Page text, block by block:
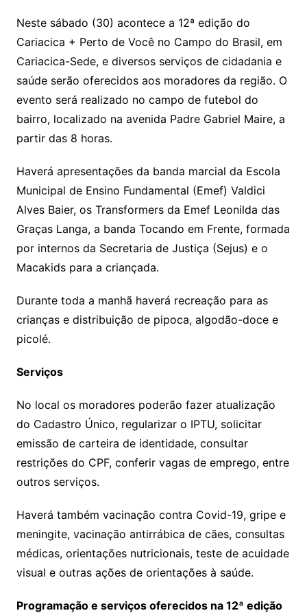
at
s
A
p
p
c
e
b
o
o
k
itt
er
ai
l
Neste sábado (30) acontece a 12ª edição do
Cariacica + Perto de Você no Campo do Brasil, em
Cariacica-Sede, e diversos serviços de cidadania e
saúde serão oferecidos aos moradores da região. O
evento será realizado no campo de futebol do
bairro, localizado na avenida Padre Gabriel Maire, a
partir das 8 horas.
Haverá apresentações da banda marcial da Escola
Municipal de Ensino Fundamental (Emef) Valdici
Alves Baier, os Transformers da Emef Leonilda das
Graças Langa, a banda Tocando em Frente, formada
por internos da Secretaria de Justiça (Sejus) e o
Macakids para a criançada.
Durante toda a manhã haverá recreação para as
crianças e distribuição de pipoca, algodão-doce e
picolé.
Serviços
No local os moradores poderão fazer atualização
do Cadastro Único, regularizar o IPTU, solicitar
emissão de carteira de identidade, consultar
restrições do CPF, conferir vagas de emprego, entre
outros serviços.
Haverá também vacinação contra Covid-19, gripe e
meningite, vacinação antirrábica de cães, consultas
médicas, orientações nutricionais, teste de acuidade
visual e outras ações de orientações à saúde.
Programação e serviços oferecidos na 12ª edição